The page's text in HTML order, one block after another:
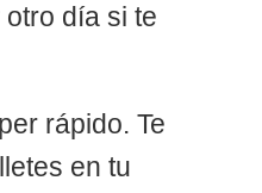
día si te
rápido. Te
en tu